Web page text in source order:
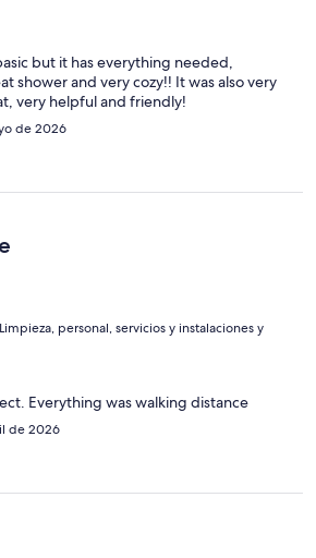
but it has everything needed,
shower and very cozy!! It was also very
very helpful and friendly!
de 2026
personal, servicios y instalaciones y
Everything was walking distance
de 2026